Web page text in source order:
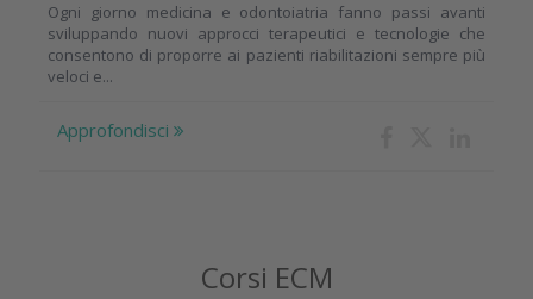
Ogni giorno medicina e odontoiatria fanno passi avanti
sviluppando nuovi approcci terapeutici e tecnologie che
consentono di proporre ai pazienti riabilitazioni sempre più
veloci e...
Approfondisci
Corsi ECM